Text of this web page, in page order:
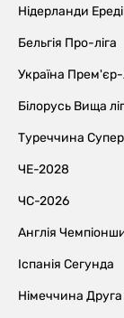
Нідерланди
Бельгія Про-ліга
Україна Прем'єр-
Білорусь Вища
Туреччина
ЧЕ-2028
ЧС-2026
Англія
Іспанія Сегунда
Німеччина Друга